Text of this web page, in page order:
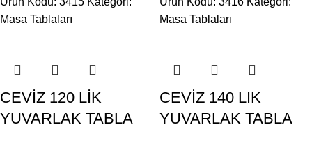
Masa Tablaları
Masa Tablaları
CEVİZ 120 LİK
YUVARLAK TABLA
CEVİZ 140 LIK
YUVARLAK TABLA